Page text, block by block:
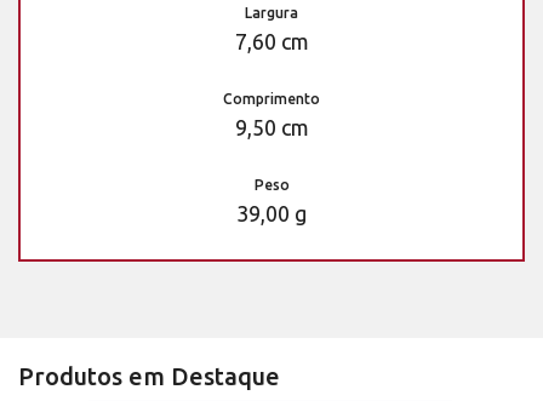
Largura
7,60 cm
Comprimento
9,50 cm
Peso
39,00 g
Produtos em Destaque